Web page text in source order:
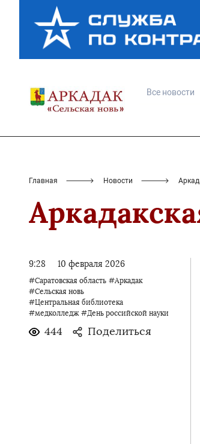
Все новости
Главная Новости
9:28 10 февраля 2026
#Саратовская область #Аркадак
#Сельская новь
#Центральная библиотека
#медколледж #День российской науки
444 Поделиться